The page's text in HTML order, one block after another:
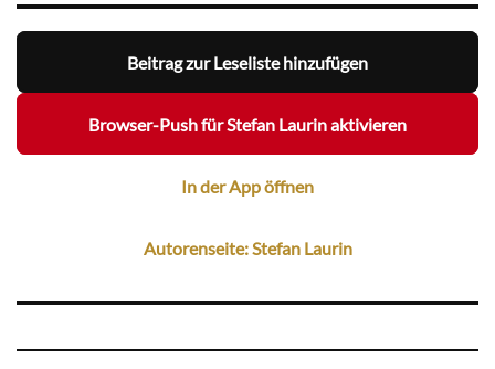
Beitrag zur Leseliste hinzufügen
Browser-Push für Stefan Laurin aktivieren
In der App öffnen
Autorenseite: Stefan Laurin